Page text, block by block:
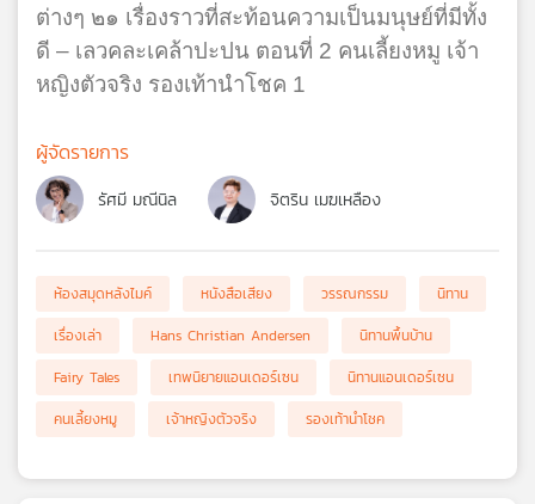
ต่างๆ ๒๑ เรื่องราวที่สะท้อนความเป็นมนุษย์ที่มีทั้ง
ดี – เลวคละเคล้าปะปน ตอนที่ 2 คนเลี้ยงหมู เจ้า
หญิงตัวจริง รองเท้านำโชค 1
ผู้จัดรายการ
รัศมี มณีนิล จิตริน เมฆเหลือง
ห้องสมุดหลังไมค์ หนังสือเสียง วรรณกรรม
นิทาน
เรื่องเล่า
Hans Christian Andersen
นิทานพื้นบ้าน
Fairy Tales
เทพนิยายแอนเดอร์เซน
นิทานแอนเดอร์เซน
คนเลี้ยงหมู
เจ้าหญิงตัวจริง รองเท้านำโชค